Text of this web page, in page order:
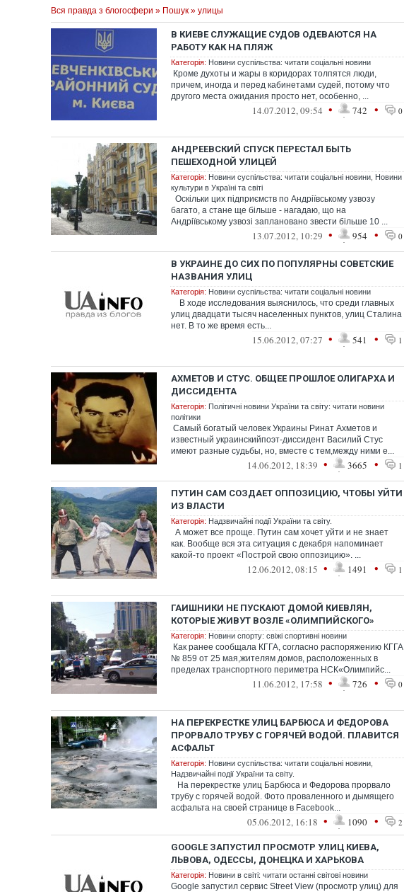
Вся правда з блогосфери » Пошук » улицы
В КИЕВЕ СЛУЖАЩИЕ СУДОВ ОДЕВАЮТСЯ НА
РАБОТУ КАК НА ПЛЯЖ
Категорія: Новини суспільства: читати соціальні новини
Кроме духоты и жары в коридорах толпятся люди,
причем, иногда и перед кабинетами судей, потому что
другого места ожидания просто нет, особенно, ...
14.07.2012, 09:54 • 742 • 0
АНДРЕЕВСКИЙ СПУСК ПЕРЕСТАЛ БЫТЬ
ПЕШЕХОДНОЙ УЛИЦЕЙ
Категорія: Новини суспільства: читати соціальні новини Новини
культури в Україні та світі
Оскільки цих підприємств по Андріївському узвозу
багато, а стане ще більше - нагадаю, що на
Андріївському узвозі заплановано звести більше 10 ...
13.07.2012, 10:29 • 954 • 0
В УКРАИНЕ ДО СИХ ПО ПОПУЛЯРНЫ СОВЕТСКИЕ
НАЗВАНИЯ УЛИЦ
Категорія: Новини суспільства: читати соціальні новини
В ходе исследования выяснилось, что среди главных
улиц двадцати тысяч населенных пунктов, улиц Сталина
нет. В то же время есть...
15.06.2012, 07:27 • 541 • 1
АХМЕТОВ И СТУС. ОБЩЕЕ ПРОШЛОЕ ОЛИГАРХА И
ДИССИДЕНТА
Категорія: Політичні новини України та світу: читати новини
політики
Самый богатый человек Украины Ринат Ахметов и
известный украинскийпоэт-диссидент Василий Стус
имеют разные судьбы, но, вместе с тем,между ними е...
14.06.2012, 18:39 • 3665 • 1
ПУТИН САМ СОЗДАЕТ ОППОЗИЦИЮ, ЧТОБЫ УЙТИ
ИЗ ВЛАСТИ
Категорія: Надзвичайні події України та світу.
А может все проще. Путин сам хочет уйти и не знает
как. Вообще вся эта ситуация с декабря напоминает
какой-то проект «Построй свою оппозицию». ...
12.06.2012, 08:15 • 1491 • 1
ГАИШНИКИ НЕ ПУСКАЮТ ДОМОЙ КИЕВЛЯН,
КОТОРЫЕ ЖИВУТ ВОЗЛЕ «ОЛИМПИЙСКОГО»
Категорія: Новини спорту: свіжі спортивні новини
Как ранее сообщала КГГА, согласно распоряжению КГГА
№ 859 от 25 мая,жителям домов, расположенных в
пределах транспортного периметра НСК«Олимпийс...
11.06.2012, 17:58 • 726 • 0
НА ПЕРЕКРЕСТКЕ УЛИЦ БАРБЮСА И ФЕДОРОВА
ПРОРВАЛО ТРУБУ С ГОРЯЧЕЙ ВОДОЙ. ПЛАВИТСЯ
АСФАЛЬТ
Категорія: Новини суспільства: читати соціальні новини
Надзвичайні події України та світу.
На перекрестке улиц Барбюса и Федорова прорвало
трубу с горячей водой. Фото проваленного и дымящего
асфальта на своей странице в Facebook...
05.06.2012, 16:18 • 1090 • 2
GOOGLE ЗАПУСТИЛ ПРОСМОТР УЛИЦ КИЕВА,
ЛЬВОВА, ОДЕССЫ, ДОНЕЦКА И ХАРЬКОВА
Категорія: Новини в світі: читати останні світові новини
Google запустил сервис Street View (просмотр улиц) для